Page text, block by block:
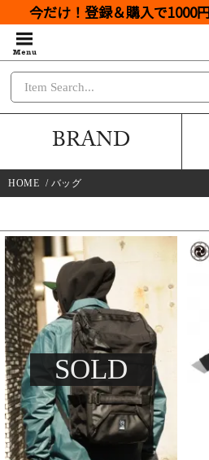
今だけ！登録＆購入で1000
BRAND
HOME / バッグ
SOLD